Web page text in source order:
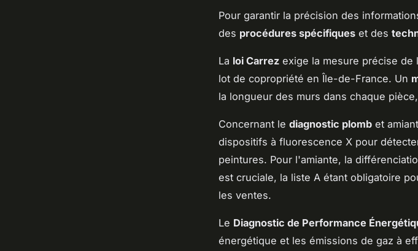
Pour garantir la précision des
des procédures spécifiques et des
La loi Carrez exige la mesure précise
lot de copropriété en Île-de-France. Un
la longueur des murs dans chaque
Concernant le diagnostic plomb et
dispositifs à fluorescence X pour
peintures. Pour l'amiante, la
est cruciale, la liste A étant obligatoire
les ventes.
Le Diagnostic de Performance
énergétique et les émissions de gaz à